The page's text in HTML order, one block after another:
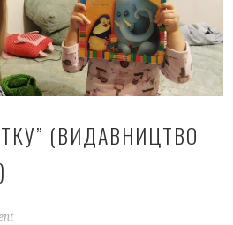
(ВИДАВНИЦТВО